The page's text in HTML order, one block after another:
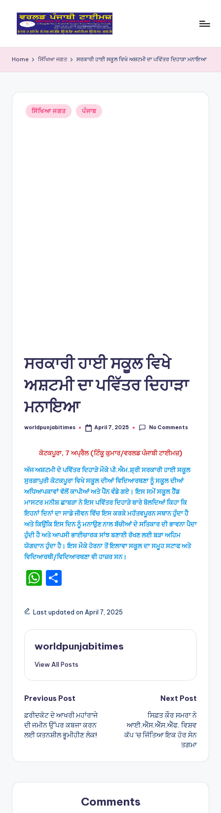
o
rl
d
Home ਸਿੱਖਿਆ ਜਗਤ ਸਰਕਾਰੀ ਹਾਈ ਸਕੂਲ ਵਿਖੇ ਅਸ਼ਟਮੀ ਦਾ ਪਵਿੱਤਰ ਦਿਹਾੜਾ ਮਨਾਇਆ
Posted
in
ਸਿੱਖਿਆ ਜਗਤ ਪੰਜਾਬ
ਸਰਕਾਰੀ ਹਾਈ ਸਕੂਲ ਵਿਖੇ
ਅਸ਼ਟਮੀ ਦਾ ਪਵਿੱਤਰ ਦਿਹਾੜਾ
ਮਨਾਇਆ
Posted
worldpunjabitimes April 7, 2025 No Comments
ਕੋਟਕਪੂਰਾ, 7 ਅਪ੍ਰੈਲ (ਟਿੰਕੂ ਕੁਮਾਰ/ਵਰਲਡ ਪੰਜਾਬੀ ਟਾਈਮਜ਼)
ਅੱਜ ਅਸ਼ਟਮੀ ਦੇ ਪਵਿੱਤਰ ਦਿਹਾੜੇ ਮੌਕੇ ਪੀ.ਐਮ.ਸ਼੍ਰੀ ਸਰਕਾਰੀ ਹਾਈ ਸਕੂਲ
ਸੁਰਗਾਪੁਰੀ ਕੋਟਕਪੂਰਾ ਵਿਖੇ ਸਕੂਲ ਦੀਆਂ ਵਿਦਿਆਰਥਣਾ ਨੂੰ ਸਕੂਲ ਦੀਆਂ
ਅਧਿਆਪਕਾਵਾਂ ਵੱਲੋਂ ਕਾਪੀਆਂ ਅਤੇ ਪੈੱਨ ਵੰਡੇ ਗਏ। ਇਸ ਸਮੇਂ ਸਕੂਲ ਹੈੱਡ
ਮਾਸਟਰ ਮਨੀਸ਼ ਛਾਬੜਾ ਨੇ ਇਸ ਪਵਿੱਤਰ ਦਿਹਾੜੇ ਬਾਰੇ ਬੋਲਦਿਆਂ ਕਿਹਾ ਕਿ
ਇਹਨਾਂ ਦਿਨਾਂ ਦਾ ਸਾਡੇ ਜੀਵਨ ਵਿੱਚ ਇਸ ਕਰਕੇ ਮਹੱਤਵਪੂਰਨ ਸਥਾਨ ਹੁੰਦਾ ਹੈ
ਅਤੇ ਕਿਉਂਕਿ ਇਸ ਦਿਨ ਨੂੰ ਮਨਾਉਣ ਨਾਲ ਬੱਚੀਆਂ ਦੇ ਸਤਿਕਾਰ ਦੀ ਭਾਵਨਾ ਪੈਦਾ
ਹੁੰਦੀ ਹੈ ਅਤੇ ਆਪਸੀ ਭਾਈਚਾਰਕ ਸਾਂਝ ਬਣਾਈ ਰੱਖਣ ਲਈ ਬੜਾ ਅਹਿਮ
ਯੋਗਦਾਨ ਹੁੰਦਾ ਹੈ। ਇਸ ਮੌਕੇ ਹੋਰਨਾ ਤੋਂ ਇਲਾਵਾ ਸਕੂਲ ਦਾ ਸਮੂਹ ਸਟਾਫ ਅਤੇ
ਵਿਦਿਆਰਥੀ/ਵਿਦਿਆਰਥਣਾ ਵੀ ਹਾਜ਼ਰ ਸਨ।
W
a
ts
A
p
ar
e
Last updated on April 7, 2025
worldpunjabitimes
View All Posts
Post
navigation
Previous Post
ਫ਼ਰੀਦਕੋਟ ਦੇ ਆਖਰੀ ਮਹਾਂਰਾਜੇ
ਦੀ ਜਮੀਨ ਉੱਪਰ ਕਬਜਾ ਕਰਨ
ਲਈ ਯਤਨਸ਼ੀਲ ਭੂਮੀਹੀਣ ਲੋਕ!
Next Post
ਸਿਫ਼ਤ ਕੌਰ ਸਮਰਾ ਨੇ
ਆਈ.ਐੱਸ.ਐੱਸ.ਐੱਫ. ਵਿਸ਼ਵ
ਕੱਪ ’ਚ ਜਿੱਤਿਆ ਇਕ ਹੋਰ ਸੋਨ
ਤਗਮਾ
Comments